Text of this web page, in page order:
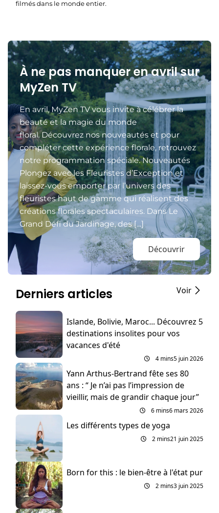
filmés dans le monde entier.
À ne pas manquer en avril sur
MyZen TV
En avril, MyZen TV vous invite à célébrer la
beauté et la magie du monde
floral. Découvrez nos nouveautés et pour
compléter cette expérience florale, retrouvez
notre programmation spéciale. Nouveautés
Plongez avec les Fleuristes d’Exception et
laissez-vous emporter par l’univers des
fleuristes haut de gamme qui réalisent des
créations florales spectaculaires. Dans Le
Grand Défi du Jardinage, des […]
Découvrir
Derniers articles Voir
Islande, Bolivie, Maroc... Découvrez 5
destinations insolites pour vos
vacances d'été
4 mins5 juin 2026
Yann Arthus-Bertrand fête ses 80
ans : “ Je n’ai pas l’impression de
vieillir, mais de grandir chaque jour”
6 mins6 mars 2026
Les différents types de yoga
2 mins21 juin 2025
Born for this : le bien-être à l'état pur
2 mins3 juin 2025